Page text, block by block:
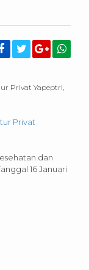
Privat
dan
16 Januari